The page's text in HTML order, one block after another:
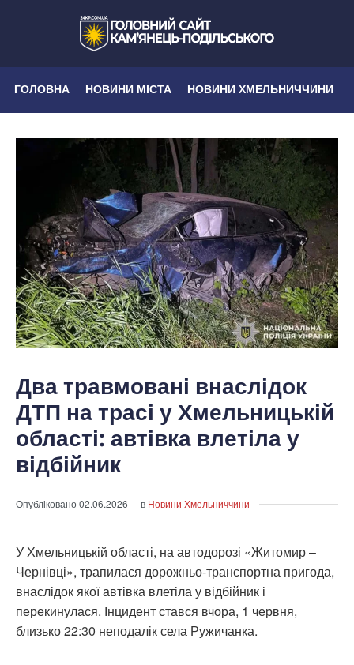
ГОЛОВНА НОВИНИ МІСТА НОВИНИ ХМЕЛЬНИЧЧИНИ
Два травмовані внаслідок
ДТП на трасі у Хмельницькій
області: автівка влетіла у
відбійник
Опубліковано02.06.2026 в Новини Хмельниччини
У Хмельницькій області, на автодорозі «Житомир –
Чернівці», трапилася дорожньо-транспортна пригода,
внаслідок якої автівка влетіла у відбійник і
перекинулася. Інцидент стався вчора, 1 червня,
близько 22:30 неподалік села Ружичанка.